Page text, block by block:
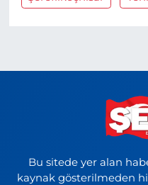
Bu sitede yer alan
kaynak gösterilmeden